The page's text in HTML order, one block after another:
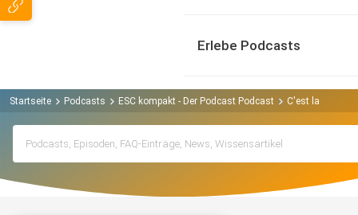
Erlebe Podcasts
Startseite Podcasts ESC kompakt - Der Podcast Podcast C'est la vie